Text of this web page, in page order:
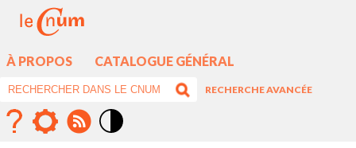
À PROPOS CATALOGUE GÉNÉRAL
RECHERCHE AVANCÉE